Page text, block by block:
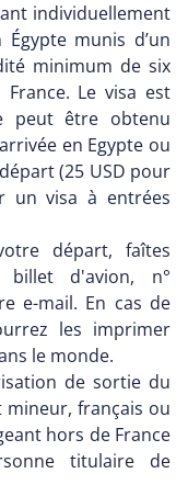
individuellement
munis d’un
minimum de six
Le visa est
peut être obtenu
en Egypte ou
(25 USD pour
un visa à entrées
départ, faîtes
billet d'avion, n°
e-mail. En cas de
les imprimer
le monde.
de sortie du
français ou
hors de France
titulaire de